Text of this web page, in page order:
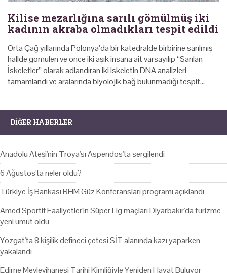
Kilise mezarlığına sarılı gömülmüş iki
kadının akraba olmadıkları tespit edildi
Orta Çağ yıllarında Polonya’da bir katedralde birbirine sarılmış
hallde gömülen ve önce iki aşık insana ait varsayılıp “Sarılan
İskeletler” olarak adlandıran iki iskeletin DNA analizleri
tamamlandı ve aralarında biyolojik bağ bulunmadığı tespit…
DIĞER HABERLER
Anadolu Ateşi'nin Troya'sı Aspendos'ta sergilendi
6 Ağustos'ta neler oldu?
Türkiye İş Bankası RHM Güz Konferansları programı açıklandı
Amed Sportif Faaliyetler'in Süper Lig maçları Diyarbakır'da turizme
yeni umut oldu
Yozgat'ta 8 kişilik defineci çetesi SİT alanında kazı yaparken
yakalandı
Edirne Mevlevihanesi Tarihi Kimliğiyle Yeniden Hayat Buluyor